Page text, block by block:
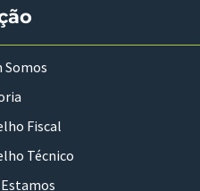
Somos
Fiscal
Técnico